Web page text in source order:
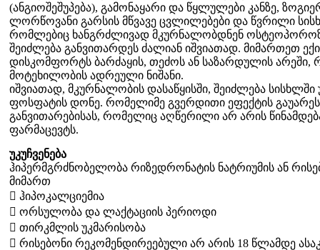
(ანგიოშეშუპება), გამონაყარი და წყლულები კანზე,
ლორწოვანი გარსის მწვავე ცვლილებები და წვრილი
რომლებიც ხანგრძლივად მკურნალობდნენ
შეიძლება განვითარდეს ძალიან იშვიათად. მიმართეთ
დისკომფორტს ბარძაყის, თეძოს ან საზარდულის არეში,
მოტეხილობის ადრეული ნიშანი.
იშვიათად, მკურნალობის დასაწყისში, შეიძლება
ფოსფატის დონე. რომელიმე გვერდითი ეფექტის
განვითარებისას, რომელიც აღწერილი არ არის
ფარმაცევტს.
უკუჩვენება
ჰიპერმგრძნობელობა რიზედრონატის ნატრიუმის ან
მიმართ
 ჰიპოკალციემია
 ორსულობა და ლაქტაციის პერიოდი
 თირკმლის უკმარისობა
 რისებონი რეკომენდირეებული არ არის 18 წლამდე